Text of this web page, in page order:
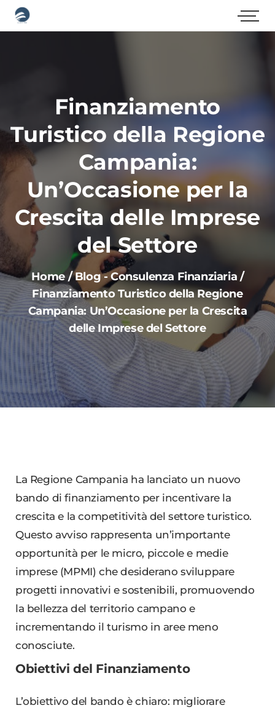
Finanziamento
Turistico della Regione
Campania:
Un’Occasione per la
Crescita delle Imprese
del Settore
Home / Blog - Consulenza Finanziaria /
Finanziamento Turistico della Regione
Campania: Un’Occasione per la Crescita
delle Imprese del Settore
La Regione Campania ha lanciato un nuovo
bando di finanziamento per incentivare la
crescita e la competitività del settore turistico.
Questo avviso rappresenta un’importante
opportunità per le micro, piccole e medie
imprese (MPMI) che desiderano sviluppare
progetti innovativi e sostenibili, promuovendo
la bellezza del territorio campano e
incrementando il turismo in aree meno
conosciute.
Obiettivi del Finanziamento
L’obiettivo del bando è chiaro: migliorare